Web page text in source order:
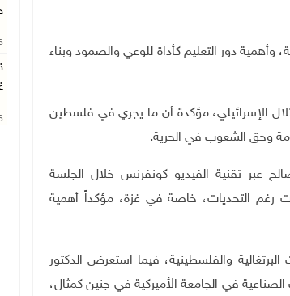
وأهمية دور التعليم كأداة للوعي والصمود وبناء
الإسرائيلي، مؤكدة أن ما يجري في فلسطين
وحق الشعوب في الحرية.
عبر تقنية الفيديو كونفرنس خلال الجلسة
رغم التحديات، خاصة في غزة، مؤكداً أهمية
والفلسطينية، فيما استعرض الدكتور
في الجامعة الأميركية في جنين كمثال،